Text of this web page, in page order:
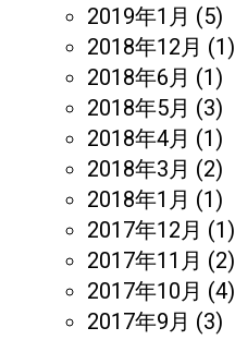
2019年1月 (5)
2018年12月 (1)
2018年6月 (1)
2018年5月 (3)
2018年4月 (1)
2018年3月 (2)
2018年1月 (1)
2017年12月 (1)
2017年11月 (2)
2017年10月 (4)
2017年9月 (3)